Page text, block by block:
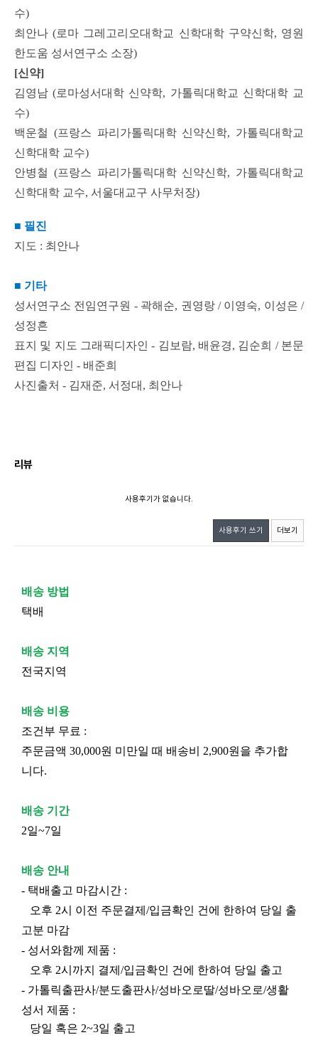
수)
최안나 (로마 그레고리오대학교 신학대학 구약신학, 영원
한도움 성서연구소 소장)
[신약]
김영남 (로마성서대학 신약학, 가톨릭대학교 신학대학 교
수)
백운철 (프랑스 파리가톨릭대학 신약신학, 가톨릭대학교
신학대학 교수)
안병철 (프랑스 파리가톨릭대학 신약신학, 가톨릭대학교
신학대학 교수, 서울대교구 사무처장)
■ 필진
지도 : 최안나
■ 기타
성서연구소 전임연구원 - 곽해순, 권영랑 / 이영숙, 이성은 /
성정흔
표지 및 지도 그래픽디자인 - 김보람, 배윤경, 김순희 / 본문
편집 디자인 - 배준희
사진출처 - 김재준, 서정대, 최안나
리뷰
사용후기가 없습니다.
사용후기 쓰기 더보기
배송 방법
택배
배송 지역
전국지역
배송 비용
조건부 무료 :
주문금액 30,000원 미만일 때 배송비 2,900원을 추가합
니다.
배송 기간
2일~7일
배송 안내
- 택배출고 마감시간 :
오후 2시 이전 주문결제/입금확인 건에 한하여 당일 출
고분 마감
- 성서와함께 제품 :
오후 2시까지 결제/입금확인 건에 한하여 당일 출고
- 가톨릭출판사/분도출판사/성바오로딸/성바오로/생활
성서 제품 :
당일 혹은 2~3일 출고